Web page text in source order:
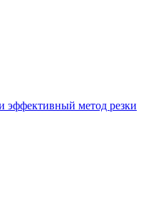
эффективный метод резки